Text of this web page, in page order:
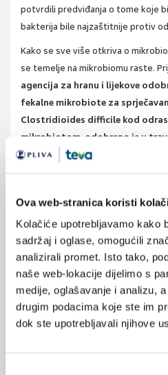
Ova web-stranica koristi
Kolačiće upotrebljavamo kako
sadržaj i oglase, omogućili
analizirali promet. Isto tako,
naše web-lokacije dijelimo s
medije, oglašavanje i analizu,
drugim podacima koje ste im
dok ste upotrebljavali njihove
potvrdili predviđanja o tome koje
bakterija bile najzaštitnije protiv
Kako se sve više otkriva o
se temelje na mikrobiomu raste.
agencija za hranu i lijekove
fekalne mikrobiote za
Clostridioides difficile kod
mikrobiotom odobreno je u
Za sada je studija podsjetnik da se
uporaba antibiotika svede na
Izvor:Science. 2023 Dec
10.1126/science.adj3502.
e.coli mikrobiom
crijevna mikrobiota